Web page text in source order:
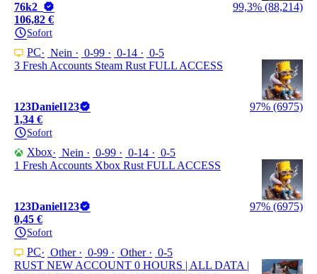
76k2_
99,3% (88,214)
106,82 €
Sofort
PC Nein 0-99 0-14
0-5
3 Fresh Accounts Steam Rust FULL ACCESS
123Daniel123
97% (6975)
1,34 €
Sofort
Xbox Nein 0-99 0-14
0-5
1 Fresh Accounts Xbox Rust FULL ACCESS
123Daniel123
97% (6975)
0,45 €
Sofort
PC Other 0-99 Other
0-5
RUST NEW ACCOUNT 0 HOURS | ALL DATA |